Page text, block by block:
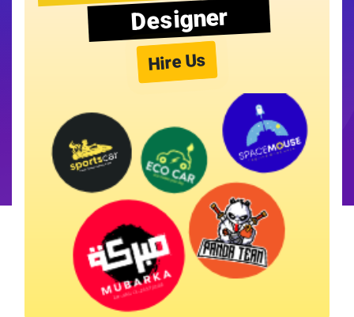
Designer
Hire Us